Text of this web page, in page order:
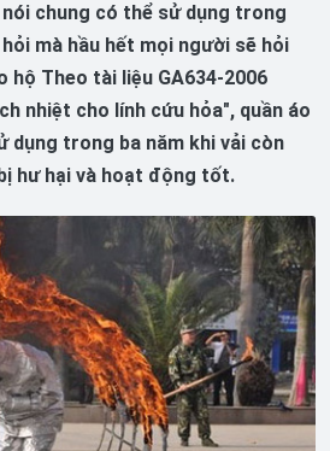
chung có thể sử dụng trong
mà hầu hết mọi người sẽ hỏi
hộ Theo tài liệu GA634-2006
nhiệt cho lính cứu hỏa", quần áo
dụng trong ba năm khi vải còn
hư hại và hoạt động tốt.